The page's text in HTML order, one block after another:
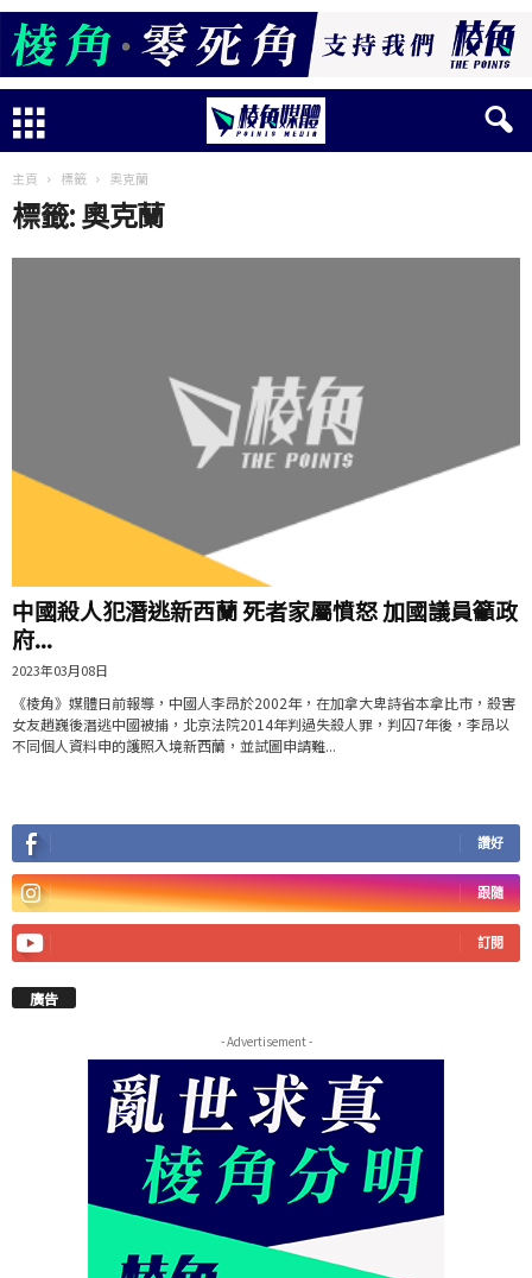
主頁 標籤 奧克蘭
標籤: 奧克蘭
中國殺人犯潛逃新西蘭 死者家屬憤怒 加國議員籲政
府...
2023年03月08日
《棱角》媒體日前報導，中國人李昂於2002年，在加拿大卑詩省本拿比市，殺害
女友趙巍後潛逃中國被捕，北京法院2014年判過失殺人罪，判囚7年後，李昂以
不同個人資料申的護照入境新西蘭，並試圖申請難...
讚好
跟隨
訂閱
廣告
- Advertisement -